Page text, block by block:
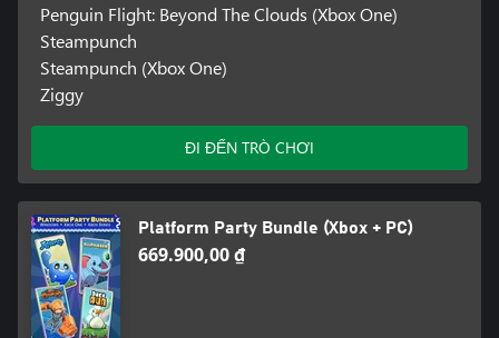
Penguin Flight: Beyond The Clouds (Xbox One)
Steampunch
Steampunch (Xbox One)
Ziggy
ĐI ĐẾN TRÒ CHƠI
Platform Party Bundle (Xbox + PC)
669.900,00 ₫